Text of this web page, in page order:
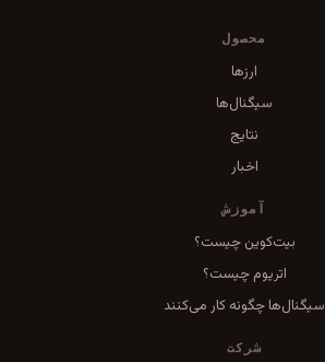
محصول
ارزها
سیگنال‌ها
نتایج
اخبار
آموزش
بیت‌کوین چیست؟
اتریوم چیست؟
سیگنال‌ها چگونه کار می‌کنند
شرکت